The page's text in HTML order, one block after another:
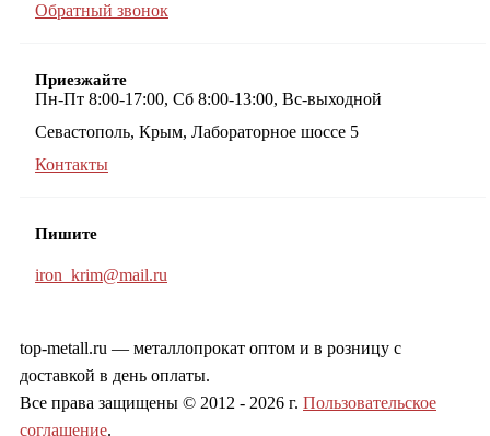
Обратный звонок
Приезжайте
Пн-Пт 8:00-17:00, Сб 8:00-13:00, Вс-выходной
Севастополь, Крым, Лабораторное шоссе 5
Контакты
Пишите
iron_krim@mail.ru
top-metall.ru — металлопрокат оптом и в розницу с
доставкой в день оплаты.
Все права защищены © 2012 - 2026 г. Пользовательское
соглашение.